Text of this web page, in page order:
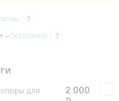
?
—бесплатно ?
для
2 000